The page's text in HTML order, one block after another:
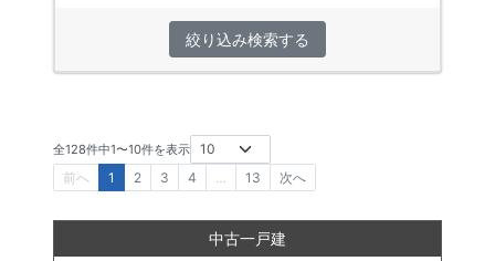
絞り込み検索する
全128件中1〜10件を表示
前へ 1 2 3 4 13 次へ
中古一戸建